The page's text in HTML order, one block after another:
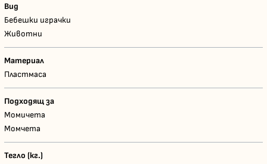
Вид
Бебешки играчки
Животни
Материал
Пластмаса
Подходящ за
Момичета
Момчета
Тегло (кг.)